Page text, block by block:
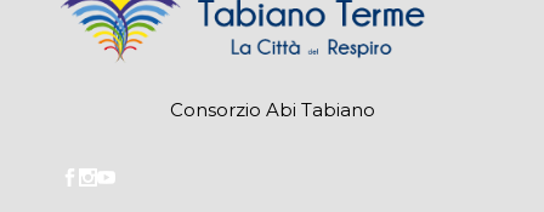
Consorzio Abi Tabiano